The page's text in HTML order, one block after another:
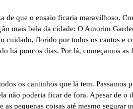
de que o ensaio ficaria maravilhoso.
mais bela da cidade: O Amorim
cuidado, florido por todos os cantos e
há poucos dias. Por lá, começamos
os cantinhos que lá tem.
não poderia ficar de fora. Apesar de o
as pequenas coisas até mesmo